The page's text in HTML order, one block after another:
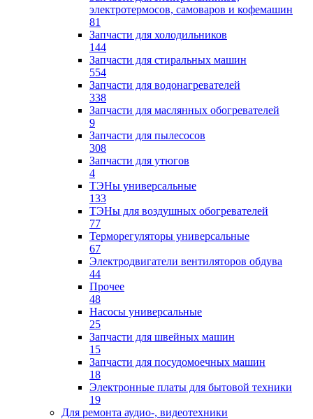
электротермосов, самоваров и кофемашин
81
Запчасти для холодильников
144
Запчасти для стиральных машин
554
Запчасти для водонагревателей
338
Запчасти для маслянных обогревателей
9
Запчасти для пылесосов
308
Запчасти для утюгов
4
ТЭНы универсальные
133
ТЭНы для воздушных обогревателей
77
Терморегуляторы универсальные
67
Электродвигатели вентиляторов обдува
44
Прочее
48
Насосы универсальные
25
Запчасти для швейных машин
15
Запчасти для посудомоечных машин
18
Электронные платы для бытовой техники
19
Для ремонта аудио-, видеотехники